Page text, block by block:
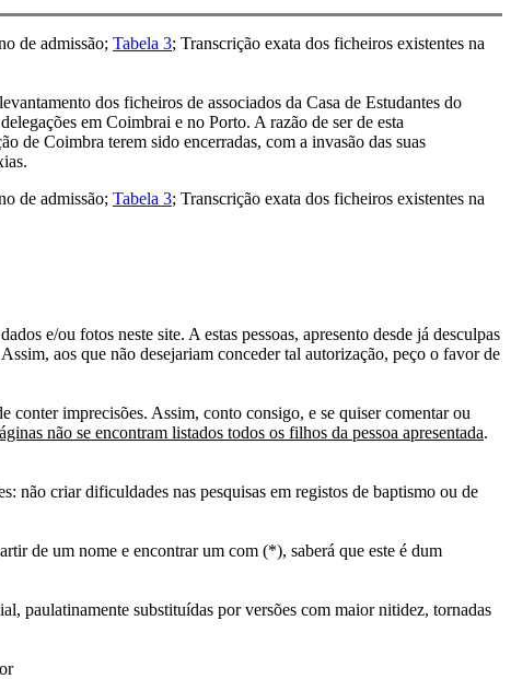
de admissão; Tabela 3; Transcrição exata dos ficheiros existentes na
dos ficheiros de associados da Casa de Estudantes do
em Coimbrai e no Porto. A razão de ser de esta
de Coimbra terem sido encerradas, com a invasão das suas
de admissão; Tabela 3; Transcrição exata dos ficheiros existentes na
e/ou fotos neste site. A estas pessoas, apresento desde já desculpas
aos que não desejariam conceder tal autorização, peço o favor de
conter imprecisões. Assim, conto consigo, e se quiser comentar ou
não se encontram listados todos os filhos da pessoa apresentada.
não criar dificuldades nas pesquisas em registos de baptismo ou de
de um nome e encontrar um com (*), saberá que este é dum
paulatinamente substituídas por versões com maior nitidez, tornadas